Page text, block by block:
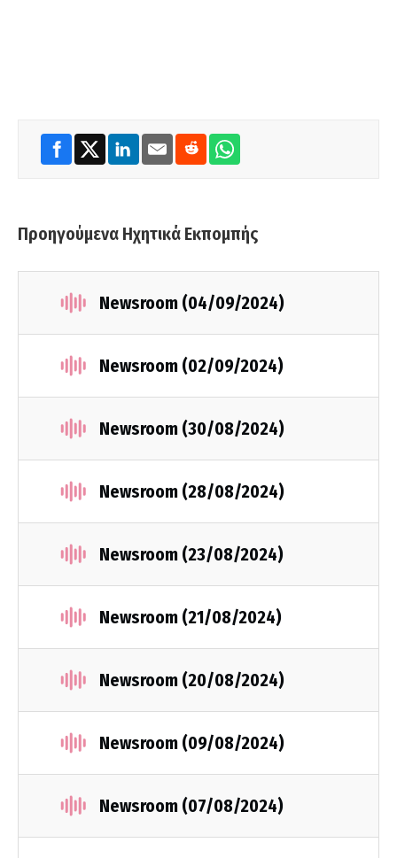
Προηγούμενα Ηχητικά Εκπομπής
Newsroom (04/09/2024)
Newsroom (02/09/2024)
Newsroom (30/08/2024)
Newsroom (28/08/2024)
Newsroom (23/08/2024)
Newsroom (21/08/2024)
Newsroom (20/08/2024)
Newsroom (09/08/2024)
Newsroom (07/08/2024)